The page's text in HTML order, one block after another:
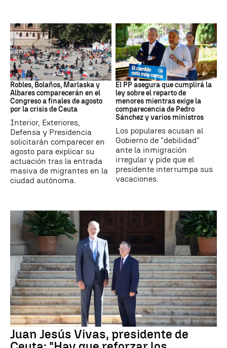
Crisis migratoria
Robles, Bolaños, Marlaska y
Albares comparecerán en el
Congreso a finales de agosto
por la crisis de Ceuta
Interior, Exteriores,
Defensa y Presidencia
solicitarán comparecer en
agosto para explicar su
actuación tras la entrada
masiva de migrantes en la
ciudad autónoma.
Crisis migratoria
El PP asegura que cumplirá la
ley sobre el reparto de
menores mientras exige la
comparecencia de Pedro
Sánchez y varios ministros
Los populares acusan al
Gobierno de "debilidad"
ante la inmigración
irregular y pide que el
presidente interrumpa sus
vacaciones.
Juan Jesús Vivas, presidente de